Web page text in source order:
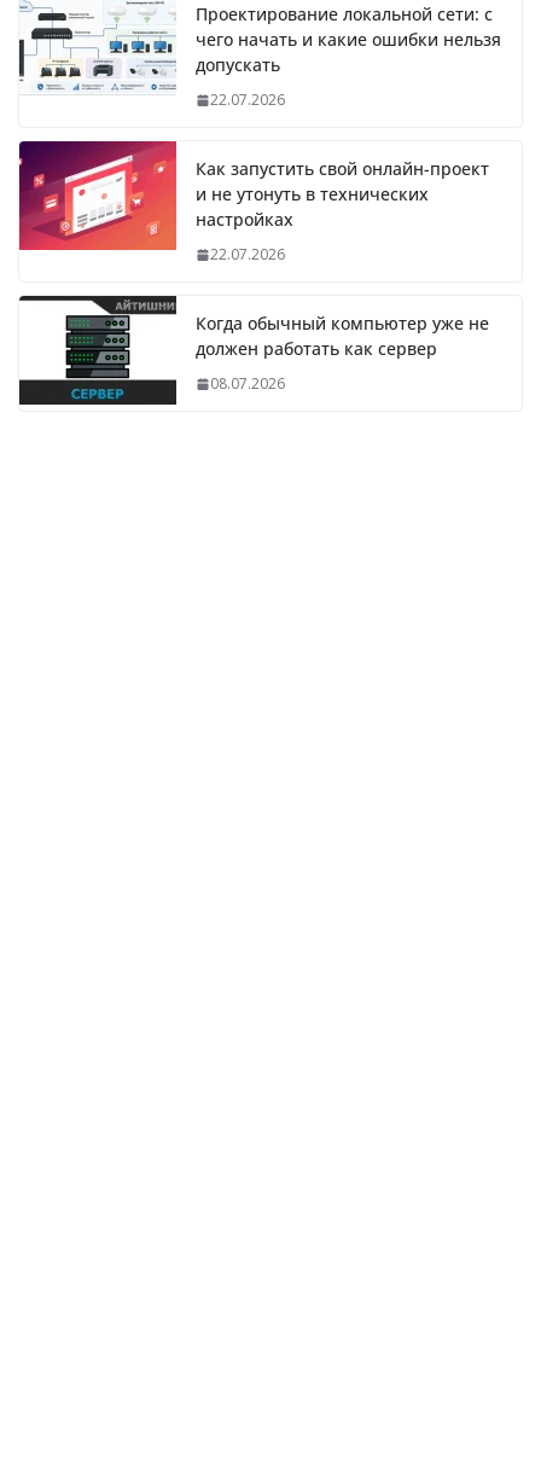
Проектирование локальной сети: с
чего начать и какие ошибки нельзя
допускать
22.07.2026
Как запустить свой онлайн-проект
и не утонуть в технических
настройках
22.07.2026
Когда обычный компьютер уже не
должен работать как сервер
08.07.2026